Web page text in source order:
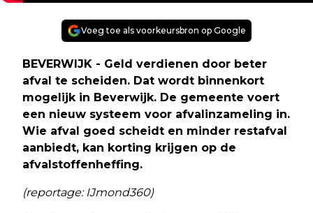
Voeg toe als voorkeursbron op Google
BEVERWIJK - Geld verdienen door beter
afval te scheiden. Dat wordt binnenkort
mogelijk in Beverwijk. De gemeente voert
een nieuw systeem voor afvalinzameling in.
Wie afval goed scheidt en minder restafval
aanbiedt, kan korting krijgen op de
afvalstoffenheffing.
(reportage: IJmond360)